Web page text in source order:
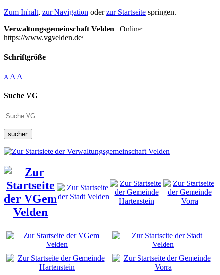
Zum Inhalt, zur Navigation oderzur Startseite springen.
Verwaltungsgemeinschaft Velden | Online:
https://www.vgvelden.de/
Schriftgröße
A A A
Suche VG
suchen